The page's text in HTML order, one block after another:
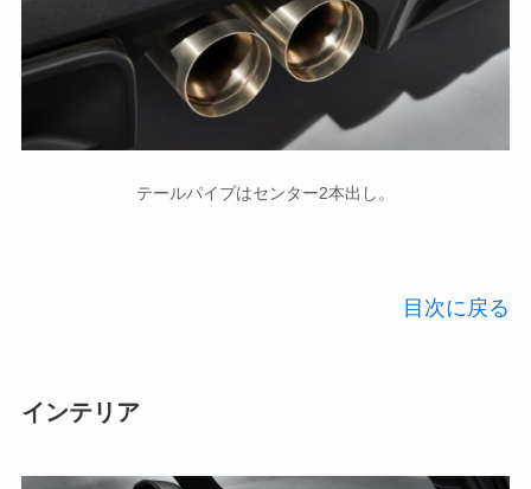
テールパイプはセンター2本出し。
目次に戻る
インテリア